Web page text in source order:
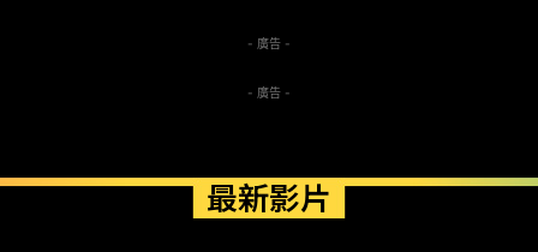
- 廣告 -
- 廣告 -
最新影片